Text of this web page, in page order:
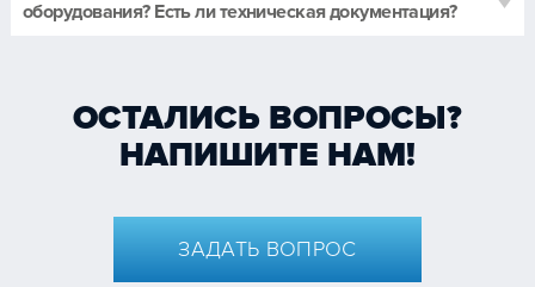
оборудования? Есть ли техническая документация?
ОСТАЛИСЬ ВОПРОСЫ?
НАПИШИТЕ НАМ!
ЗАДАТЬ ВОПРОС